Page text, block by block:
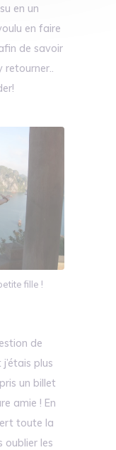
en un
en faire
de savoir
retourner..
fille !
de
plus
un billet
amie ! En
toute la
oublier les